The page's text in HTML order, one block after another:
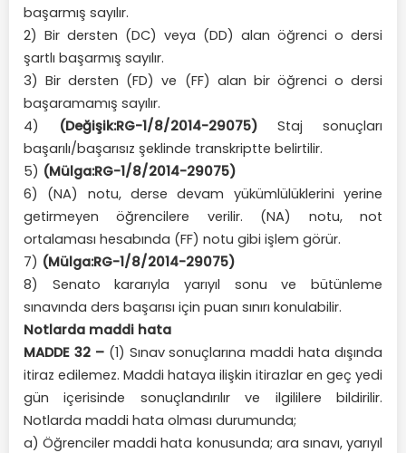
başarmış sayılır.
2) Bir dersten (DC) veya (DD) alan öğrenci o dersi
şartlı başarmış sayılır.
3) Bir dersten (FD) ve (FF) alan bir öğrenci o dersi
başaramamış sayılır.
4)
(Değişik:RG-1/8/2014-29075)Staj sonuçları
başarılı/başarısız şeklinde transkriptte belirtilir.
5) (Mülga:RG-1/8/2014-29075)
6) (NA) notu, derse devam yükümlülüklerini yerine
getirmeyen öğrencilere verilir. (NA) notu, not
ortalaması hesabında (FF) notu gibi işlem görür.
7) (Mülga:RG-1/8/2014-29075)
8) Senato kararıyla yarıyıl sonu ve bütünleme
sınavında ders başarısı için puan sınırı konulabilir.
Notlarda maddi hata
MADDE 32 – (1) Sınav sonuçlarına maddi hata dışında
itiraz edilemez. Maddi hataya ilişkin itirazlar en geç yedi
gün içerisinde sonuçlandırılır ve ilgililere bildirilir.
Notlarda maddi hata olması durumunda;
a) Öğrenciler maddi hata konusunda; ara sınavı, yarıyıl